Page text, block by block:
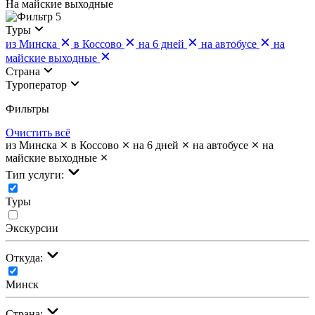
На майские выходные
5
Туры
из Минска
в Коссово на 6 дней на автобусе
на
майские выходные
Страна
Туроператор
Фильтры
Очистить всё
из Минска
в Коссово на 6 дней на автобусе
на
майские выходные
Тип услуги:
Туры
Экскурсии
Откуда:
Минск